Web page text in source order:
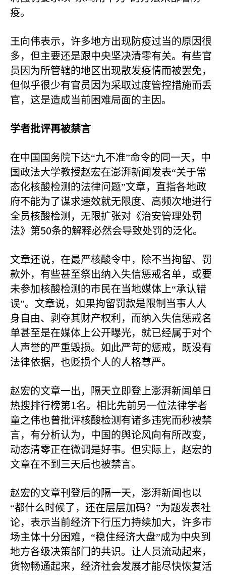
疫。
王向伟表示，许多地方出现防疫过当的原因很
多，但主要还是跟中央坚决清零有关。有些官
员因为所管辖的地区出现散发疫情而被罢免，
但似乎很少有官员因为采取过度管控措施而丢
官，这是造成当前困难局面的主因。
学者批评再被禁言
在中国国务院下达“九不准”命令的同一天，中
国政法大学教授赵宏在澎湃新闻发表“关于常
态化核酸检测的法律问题”文章，直指各地政
府不能为了谋求速效就无限度、高频次地进行
全员核酸检测，无限扩张对《治安管理处罚
法》第50条的解释必然会导致处罚的泛化。
文章还说，在最严核酸令中，除不当拘留、罚
款外，有些甚至祭出纳入失信惩戒名单，或要
未参加核酸检测的市民在当地媒体上“承认错
误”。文章说，如果拘留罚款是限制当事人人
身自由、剥夺其财产权利，而纳入失信惩戒名
单甚至是在媒体上公开曝光，就已经属于对个
人声誉的严重毁损。如此严苛的惩戒，既没有
法律依据，也贬损个人的人格尊严。
赵宏的文章一出，隔天立即登上澎湃新闻单日
热搜排行榜第1名。相比先前另一位法律学者
童之伟也曾批评核酸检测有诸多违宪而秒被禁
言，有分析认为，中国的舆论风向有所改变，
动态清零正在微调是好事。但实际上，赵宏的
文章在不到三天后也被禁言。
赵宏的文章刊登后的隔一天，澎湃新闻也以
“都什么时候了，还在层层加码？”为题发表社
论，表示当前经济下行压力持续加大，许多市
场主体十分困难，“稳住经济大盘”成为中央到
地方各级决策部门的共识。让人员流动起来，
货物畅通起来，经济社会发展才能尽快恢复活